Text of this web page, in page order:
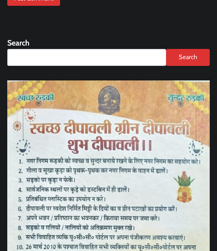
Search
Search